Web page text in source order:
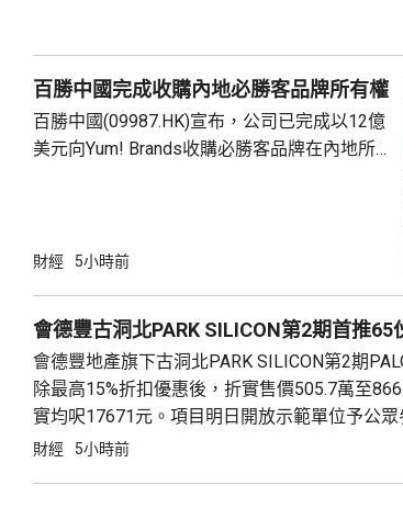
個人所得稅，是國際通行做法，亦是中國個人
所得稅法實施以來，一直堅持的基本原則...
百勝中國完成收購內地必勝客品牌所有權
百勝中國(09987.HK)宣布，公司已完成以12億
美元向Yum! Brands收購必勝客品牌在內地所
800家。 免去向Yum! Brands支付3%的特許經
除增值稅後的餐廳利潤率和經營利潤率提升
2.8%。在計入交易相關成本、利息...
財經 5小時前
會德豐古洞北PARK SILICON第2期首推
會德豐地產旗下古洞北PARK SILICON第2期
除最高15%折扣優惠後，折實售價505.7萬至
實均呎17671元。項目明日開放示範單位予公
財經 5小時前